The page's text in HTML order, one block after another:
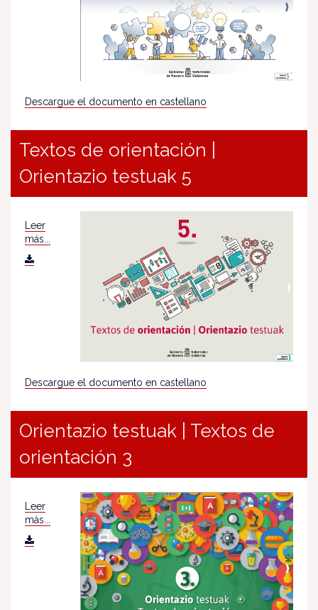
Descargue el documento en castellano
Textos de orientación |
Orientazio testuak 5
Leer
más...
Descargue el documento en castellano
Orientazio testuak | Textos de
orientación 3
Leer
más...